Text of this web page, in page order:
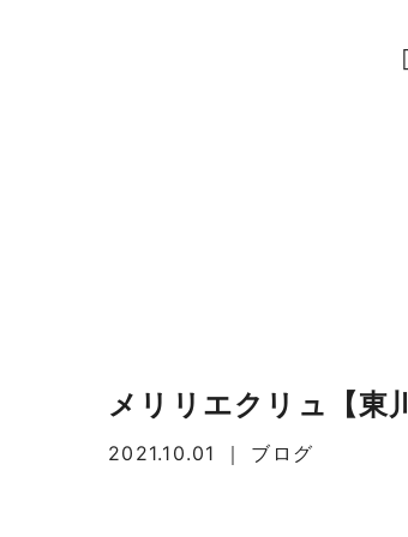
メリリエクリュ【東
2021.10.01 ｜ ブログ